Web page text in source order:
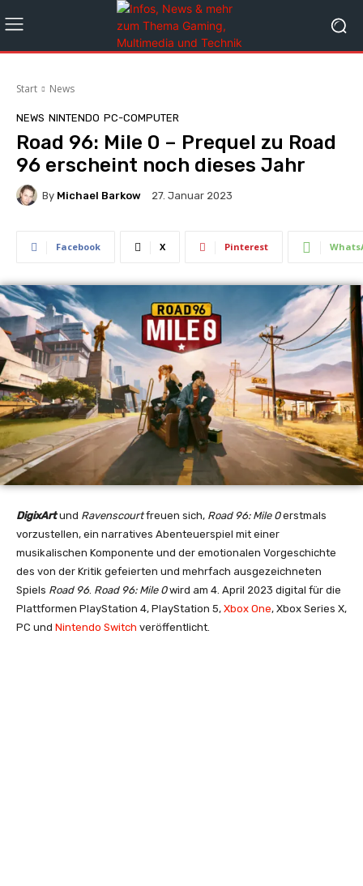
Start News
NEWS NINTENDO PC-COMPUTER
Road 96: Mile 0 – Prequel zu Road
96 erscheint noch dieses Jahr
By Michael Barkow 27. Januar 2023
Facebook X Pinterest
DigixArt und Ravenscourtfreuen sich, Road 96: Mile 0erstmals
vorzustellen, ein narratives Abenteuerspiel mit einer
musikalischen Komponente und der emotionalen Vorgeschichte
des von der Kritik gefeierten und mehrfach ausgezeichneten
Spiels Road 96. Road 96: Mile 0wird am 4. April 2023 digital für die
Plattformen PlayStation 4, PlayStation 5, Xbox One, Xbox Series X,
PC und Nintendo Switch veröffentlicht.